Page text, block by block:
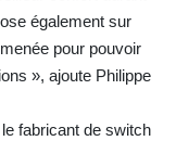
également sur
pour pouvoir
», ajoute Philippe
fabricant de switch